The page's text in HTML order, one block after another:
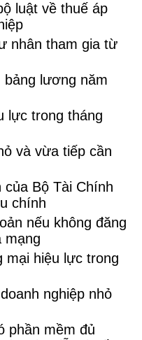
luật về thuế áp
nhân tham gia từ
lương năm
lực trong tháng
và vừa tiếp cần
Bộ Tài Chính
chính
nếu không đăng
mạng
mại hiệu lực trong
nghiệp nhỏ
phần mềm đủ